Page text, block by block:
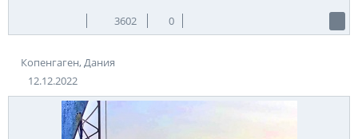
3602 0
Копенгаген, Дания
12.12.2022